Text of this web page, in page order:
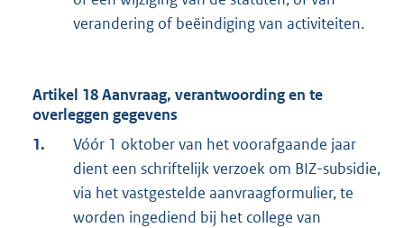
verandering of beëindiging van activiteiten.
Artikel 18 Aanvraag, verantwoording en te
overleggen gegevens
1.
Vóór 1 oktober van het voorafgaande jaar
dient een schriftelijk verzoek om BIZ-subsidie,
via het vastgestelde aanvraagformulier, te
worden ingediend bij het college van